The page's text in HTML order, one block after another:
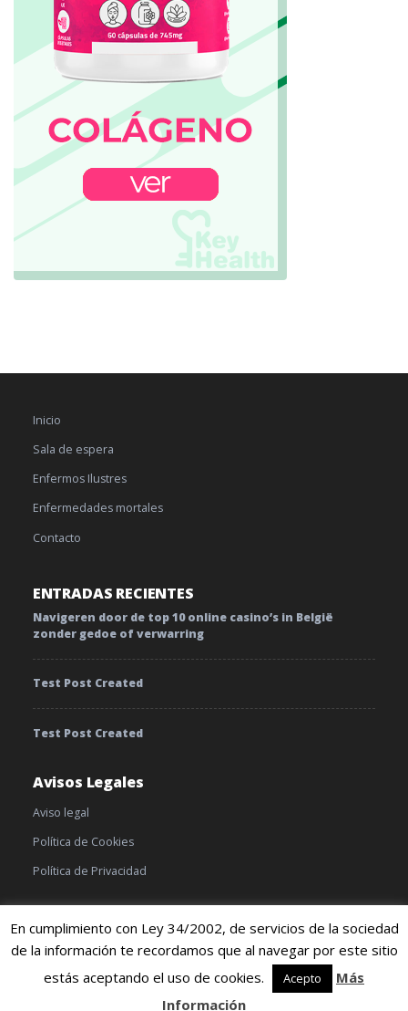
Inicio
Sala de espera
Enfermos Ilustres
Enfermedades mortales
Contacto
ENTRADAS RECIENTES
Navigeren door de top 10 online casino’s in België
zonder gedoe of verwarring
Test Post Created
Test Post Created
Avisos Legales
Aviso legal
Política de Cookies
Política de Privacidad
© 2019 TratamientoyEnfermedades | Cookies|Terminos y
condiciones
En cumplimiento con Ley 34/2002, de servicios de la sociedad
de la información te recordamos que al navegar por este sitio
estás aceptando el uso de cookies.
Acepto
Más
Información